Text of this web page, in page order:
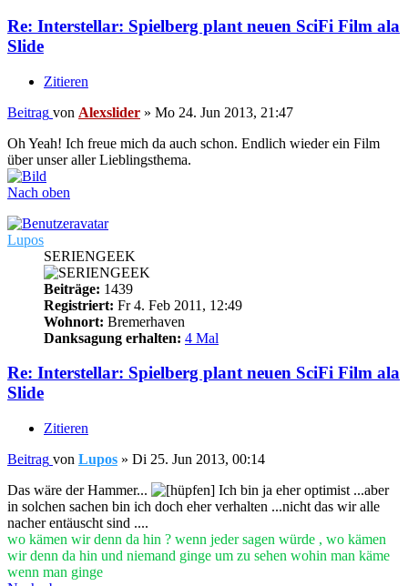
Re: Interstellar: Spielberg plant neuen SciFi Film ala
Slide
Zitieren
Beitrag von Alexslider » Mo 24. Jun 2013, 21:47
Oh Yeah! Ich freue mich da auch schon. Endlich wieder ein Film
über unser aller Lieblingsthema.
Nach oben
Lupos
SERIENGEEK
Beiträge: 1439
Registriert: Fr 4. Feb 2011, 12:49
Wohnort: Bremerhaven
Danksagung erhalten: 4 Mal
Re: Interstellar: Spielberg plant neuen SciFi Film ala
Slide
Zitieren
Beitrag von Lupos » Di 25. Jun 2013, 00:14
Das wäre der Hammer...
Ich bin ja eher optimist ...aber
in solchen sachen bin ich doch eher verhalten ...nicht das wir alle
nacher entäuscht sind ....
wo kämen wir denn da hin ? wenn jeder sagen würde , wo kämen
wir denn da hin und niemand ginge um zu sehen wohin man käme
wenn man ginge